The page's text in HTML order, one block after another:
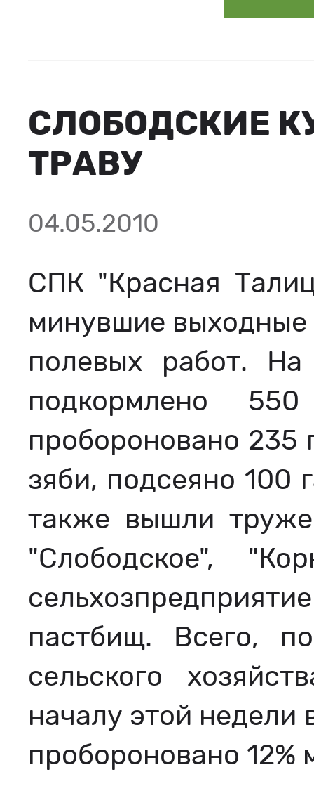
СЛОБОДСКИЕ
ТРАВУ
04.05.2010
СПК "Красная
минувшие выходные
полевых работ. На
подкормлено
пробороновано 235
зяби, подсеяно 100
также вышли
"Слободское",
пастбищ. Всего,
сельского
началу этой недели
пробороновано 12%